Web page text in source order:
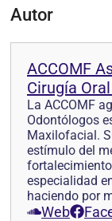
Autor
ACCOMF
Cirugía
La ACCOMF
Odontólogos
Maxilofacial.
estímulo del
especialidad
haciendo por
Web